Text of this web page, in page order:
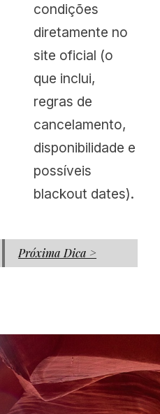
condições
diretamente no
site oficial (o
que inclui,
regras de
cancelamento,
disponibilidade e
possíveis
blackout dates).
Próxima Dica >